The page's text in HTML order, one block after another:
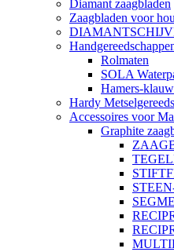
Diamant zaagbladen
Zaagbladen voor
Rolmaten
SOLA
Hamers-
Hardy
Accessoires voor
Graphite